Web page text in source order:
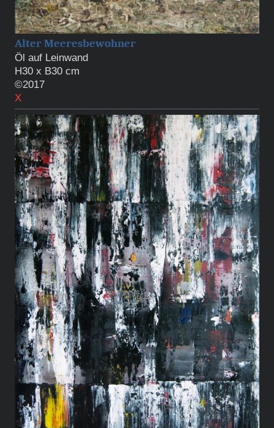
Alter Meeresbewohner
Öl auf Leinwand
H30 x B30 cm
©2017
X